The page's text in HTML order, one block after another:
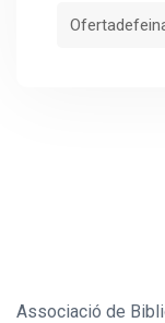
Associació de